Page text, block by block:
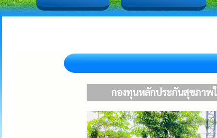
กองทุนหลักประกันสุขภาพ